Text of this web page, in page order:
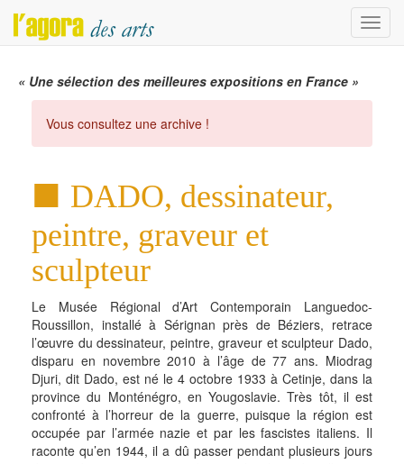
Menu
« Une sélection des meilleures expositions en France »
Vous consultez une archive !
DADO, dessinateur,
peintre, graveur et
sculpteur
Le Musée Régional d’Art Contemporain Languedoc-
Roussillon, installé à Sérignan près de Béziers, retrace
l’œuvre du dessinateur, peintre, graveur et sculpteur Dado,
disparu en novembre 2010 à l’âge de 77 ans. Miodrag
Djuri, dit Dado, est né le 4 octobre 1933 à Cetinje, dans la
province du Monténégro, en Yougoslavie. Très tôt, il est
confronté à l’horreur de la guerre, puisque la région est
occupée par l’armée nazie et par les fascistes italiens. Il
raconte qu’en 1944, il a dû passer pendant plusieurs jours